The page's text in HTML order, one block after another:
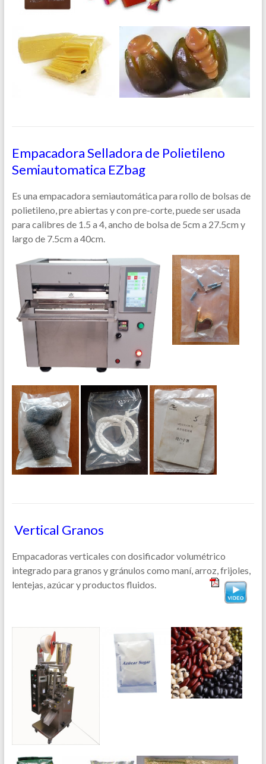
Empacadora Selladora de Polietileno
Semiautomatica EZbag
Es una empacadora semiautomática para rollo de bolsas de
polietileno, pre abiertas y con pre-corte, puede ser usada
para calibres de 1.5 a 4, ancho de bolsa de 5cm a 27.5cm y
largo de 7.5cm a 40cm.
Vertical Granos
Empacadoras verticales con dosificador volumétrico
integrado para granos y gránulos como maní, arroz, frijoles,
lentejas, azúcar y productos fluidos.